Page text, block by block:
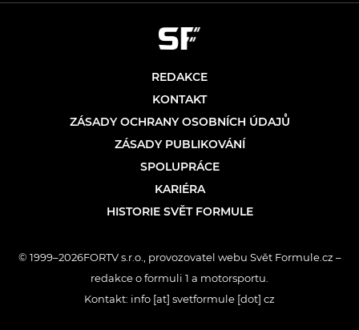
REDAKCE
KONTAKT
ZÁSADY OCHRANY OSOBNÍCH ÚDAJŮ
ZÁSADY PUBLIKOVÁNÍ
SPOLUPRÁCE
KARIÉRA
HISTORIE SVĚT FORMULE
© 1999–2026FORTV s.r.o., provozovatel webu Svět Formule.cz –
redakce o formuli 1 a motorsportu.
Kontakt: info [at] svetformule [dot] cz